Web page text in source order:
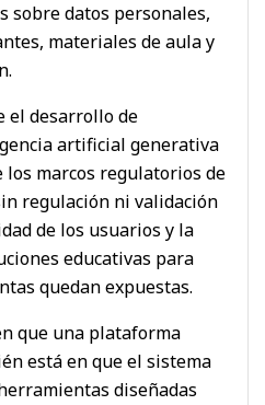
sobre datos personales,
materiales de aula y
el desarrollo de
artificial generativa
los marcos regulatorios de
regulación ni validación
de los usuarios y la
educativas para
quedan expuestas.
que una plataforma
está en que el sistema
diseñadas